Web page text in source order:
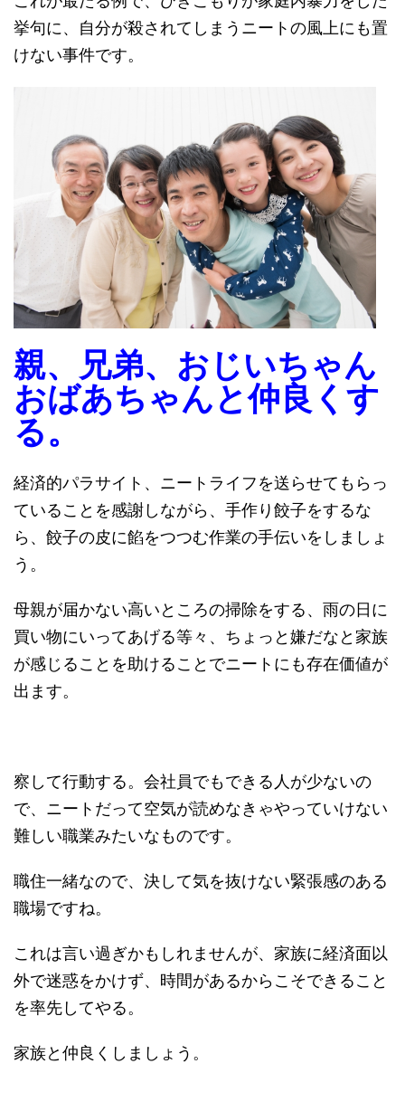
挙句に、自分が殺されてしまうニートの風上にも置
けない事件です。
親、兄弟、おじいちゃん
おばあちゃんと仲良くす
る。
経済的パラサイト、ニートライフを送らせてもらっ
ていることを感謝しながら、手作り餃子をするな
ら、餃子の皮に餡をつつむ作業の手伝いをしましょ
う。
母親が届かない高いところの掃除をする、雨の日に
買い物にいってあげる等々、ちょっと嫌だなと家族
が感じることを助けることでニートにも存在価値が
出ます。
察して行動する。会社員でもできる人が少ないの
で、ニートだって空気が読めなきゃやっていけない
難しい職業みたいなものです。
職住一緒なので、決して気を抜けない緊張感のある
職場ですね。
これは言い過ぎかもしれませんが、家族に経済面以
外で迷惑をかけず、時間があるからこそできること
を率先してやる。
家族と仲良くしましょう。